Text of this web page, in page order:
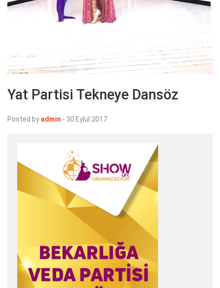
Yat Partisi Tekneye Dansöz
Posted by admin - 30 Eylül 2017